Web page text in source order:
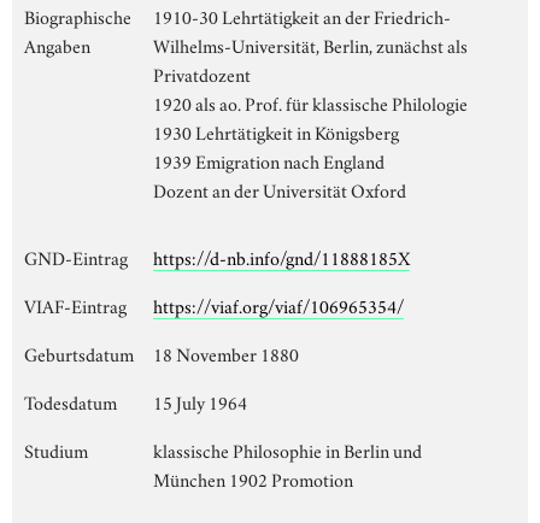
Biographische
Angaben
1910-30 Lehrtätigkeit an der Friedrich-
Wilhelms-Universität, Berlin, zunächst als
Privatdozent
1920 als ao. Prof. für klassische Philologie
1930 Lehrtätigkeit in Königsberg
1939 Emigration nach England
Dozent an der Universität Oxford
GND-Eintrag
https://d-nb.info/gnd/11888185X
VIAF-Eintrag
https://viaf.org/viaf/106965354/
Geburtsdatum
18 November 1880
Todesdatum
15 July 1964
Studium
klassische Philosophie in Berlin und
München 1902 Promotion